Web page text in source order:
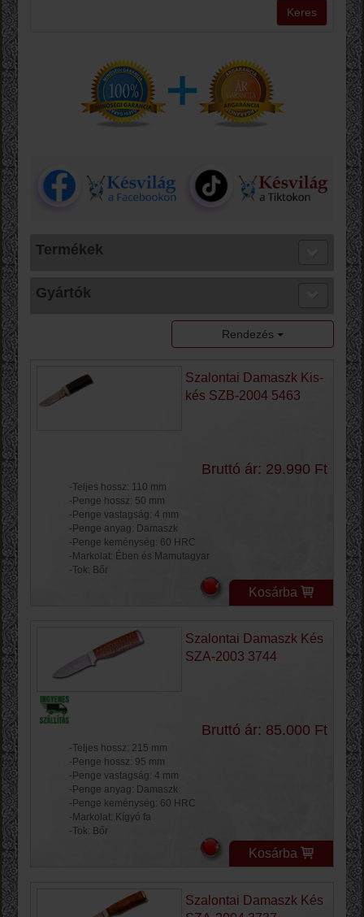
Keres
Termékek
Gyártók
Rendezés
Szalontai Damaszk Kis-
kés SZB-2004 5463
Bruttó ár: 29.990 Ft
-Teljes hossz: 110 mm
-Penge hossz: 50 mm
-Penge vastagság: 4 mm
-Penge anyag: Damaszk
-Penge keménység: 60 HRC
-Markolat: Ében és Mamutagyar
-Tok: Bőr
Kosárba
Szalontai Damaszk Kés
SZA-2003 3744
Bruttó ár: 85.000 Ft
-Teljes hossz: 215 mm
-Penge hossz: 95 mm
-Penge vastagság: 4 mm
-Penge anyag: Damaszk
-Penge keménység: 60 HRC
-Markolat: Kígyó fa
-Tok: Bőr
Kosárba
Szalontai Damaszk Kés